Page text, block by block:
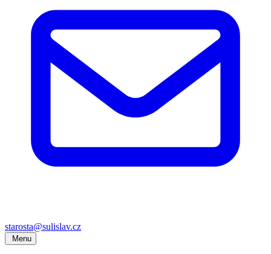
starosta@sulislav.cz
Menu